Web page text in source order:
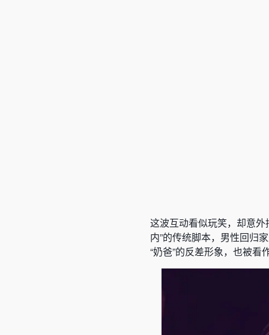
这波互动看似玩笑，却意外
内”的传统脚本，男性回归
“奶爸”的反差形象，也被